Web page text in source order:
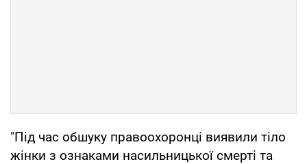
"Під час обшуку правоохоронці виявили тіло
жінки з ознаками насильницької смерті та